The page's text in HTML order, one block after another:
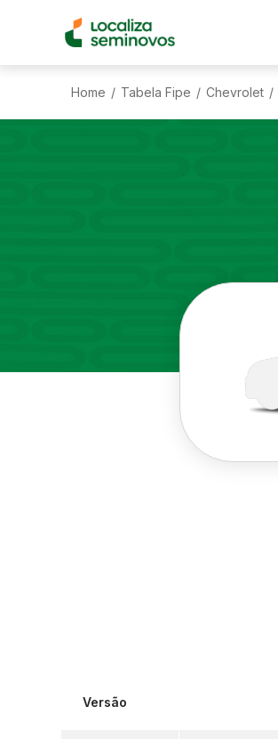
Home / Tabela Fipe / Chevrolet /
Versão